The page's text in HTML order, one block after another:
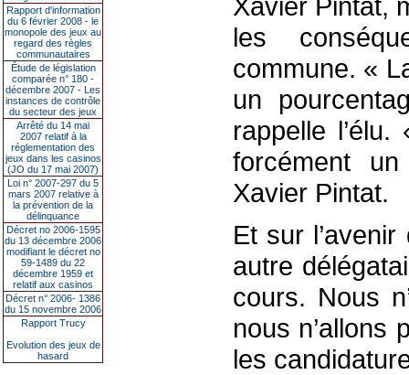
Rapport d'information
du 6 février 2008 - le
monopole des jeux au
regard des règles
communautaires
Étude de législation
comparée n° 180 -
décembre 2007 - Les
instances de contrôle
du secteur des jeux
Arrêté du 14 mai
2007 relatif à la
réglementation des
jeux dans les casinos
(JO du 17 mai 2007)
Loi n° 2007-297 du 5
mars 2007 relative à
la prévention de la
délinquance
Décret no 2006-1595
du 13 décembre 2006
modifiant le décret no
59-1489 du 22
décembre 1959 et
relatif aux casinos
Décret n° 2006- 1386
du 15 novembre 2006
Rapport Trucy
Evolution des jeux de
hasard
les
commune. «
un
rappelle
forcément
Xavier Pintat.
Et sur l’avenir
autre
cours. Nous
nous n’allons
les